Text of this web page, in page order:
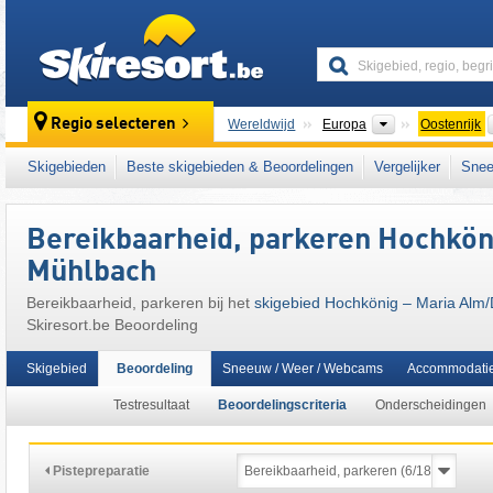
Regio selecteren Wereldwijd Europa Continenten
Oostenrijk
Dit skigebied ligt ook in: Salzburger
Sankt Johann im Pongau
Oostenrijkse Alpen, oostelijk deel van de
Skigebieden Beste skigebieden & Beoordelingen Vergelijker
Bereikbaarheid, parkeren
Mühlbach
Bereikbaarheid, parkeren bij het skigebied Hochkönig – Maria
Skiresort.be Beoordeling
Skigebied Beoordeling
Testresultaat Beoordelingscriteria Onderscheidingen
Sneeuw / Weer / Webcams
Pistepreparatie